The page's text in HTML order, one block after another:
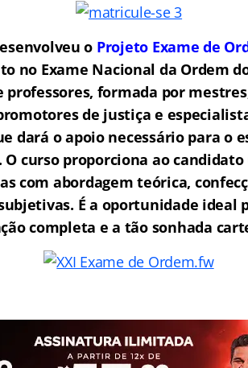
o Projeto Exame de
no Exame Nacional da Ordem
formada por
de justiça e
dará o apoio necessário para o
O curso proporciona ao
com abordagem teórica,
É a oportunidade ideal
completa e a tão sonhada